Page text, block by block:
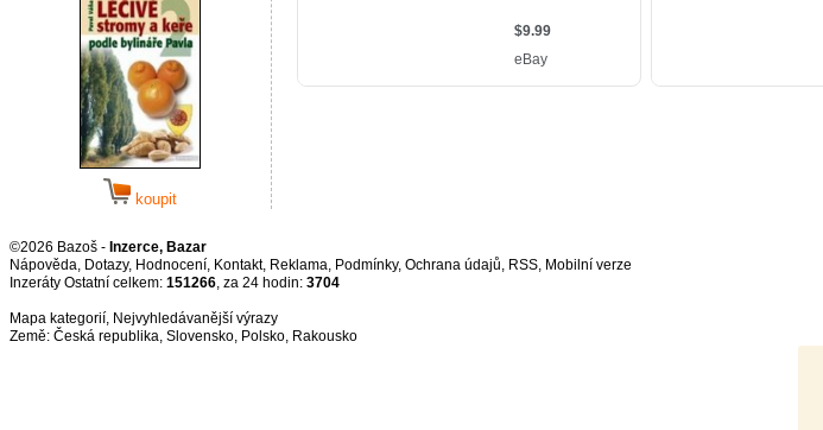
koupit
©2026 Bazoš - Inzerce, Bazar
Nápověda Dotazy, Hodnocení Kontakt, Reklama Podmínky, Ochrana údajů RSS
Inzeráty Ostatní celkem: 151266 , za 24 hodin: 3704
Mapa kategorií Nejvyhledávanější výrazy
Země: Česká republika Slovensko Polsko Rakousko